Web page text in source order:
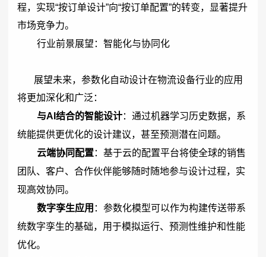
程，实现“按订单设计”向“按订单配置”的转变，显著提升
市场竞争力。
行业前景展望：智能化与协同化
展望未来，参数化自动设计在物流设备行业的应用
将更加深化和广泛：
与AI结合的智能设计：通过机器学习历史数据，系
统能提供更优化的设计建议，甚至预测潜在问题。
云端协同配置：基于云的配置平台将使全球的销售
团队、客户、合作伙伴能够随时随地参与设计过程，实
现高效协同。
数字孪生应用 ：参数化模型可以作为构建传送带系
统数字孪生的基础，用于模拟运行、预测性维护和性能
优化。